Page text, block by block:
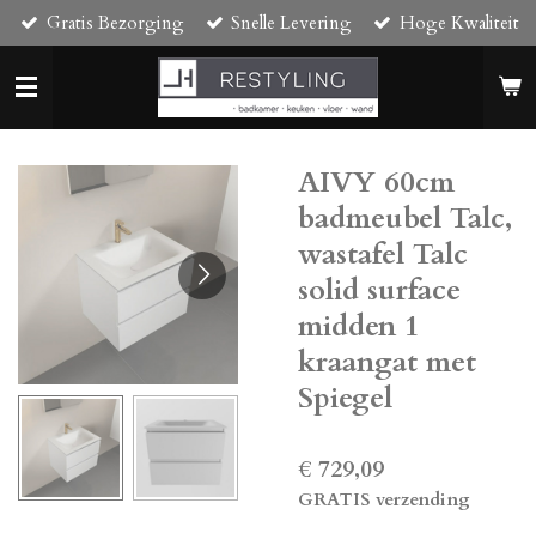
Ga
direct
naar
de
hoofdinhoud
Gratis Bezorging Snelle Levering Hoge Kwaliteit
AIVY 60cm
badmeubel Talc,
wastafel Talc
solid surface
midden 1
kraangat met
Spiegel
€ 729,09
GRATIS verzending